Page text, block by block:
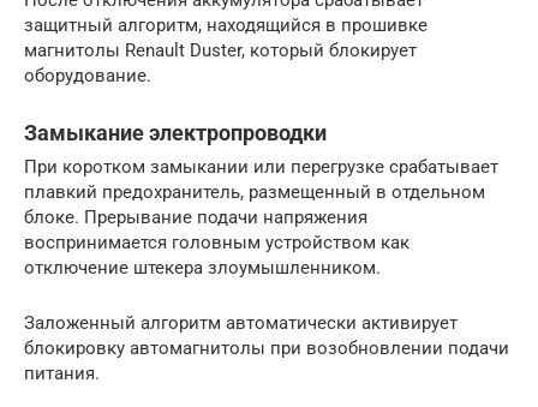
защитный алгоритм, находящийся в прошивке
магнитолы Renault Duster, который блокирует
оборудование.
Замыкание электропроводки
При коротком замыкании или перегрузке срабатывает
плавкий предохранитель, размещенный в отдельном
блоке. Прерывание подачи напряжения
воспринимается головным устройством как
отключение штекера злоумышленником.
Заложенный алгоритм автоматически активирует
блокировку автомагнитолы при возобновлении подачи
питания.